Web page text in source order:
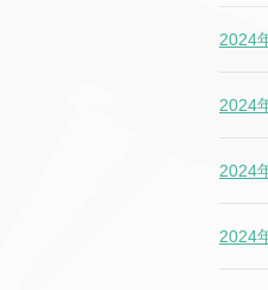
2024
2024
2024
2024